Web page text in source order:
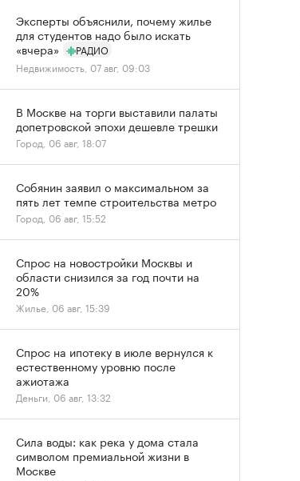
Эксперты объяснили, почему жилье
для студентов надо было искать
«вчера»
РАДИО
Недвижимость, 07 авг, 09:03
В Москве на торги выставили палаты
допетровской эпохи дешевле трешки
Город, 06 авг, 18:07
Собянин заявил о максимальном за
пять лет темпе строительства метро
Город, 06 авг, 15:52
Спрос на новостройки Москвы и
области снизился за год почти на
20%
Жилье, 06 авг, 15:39
Спрос на ипотеку в июле вернулся к
естественному уровню после
ажиотажа
Деньги, 06 авг, 13:32
Сила воды: как река у дома стала
символом премиальной жизни в
Москве